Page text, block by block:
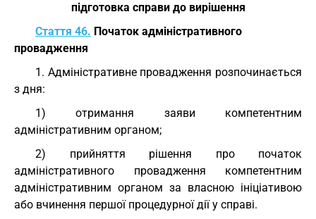
підготовка справи до вирішення
Стаття 46. Початок адміністративного
провадження
1. Адміністративне провадження розпочинається
з дня:
1) отримання заяви компетентним
адміністративним органом;
2) прийняття рішення про початок
адміністративного провадження компетентним
адміністративним органом за власною ініціативою
або вчинення першої процедурної дії у справі.